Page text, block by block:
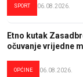
SPORT 06.08.2026.
Etno kutak
očuvanje vrijedne
OPĆINE 06.08.2026.